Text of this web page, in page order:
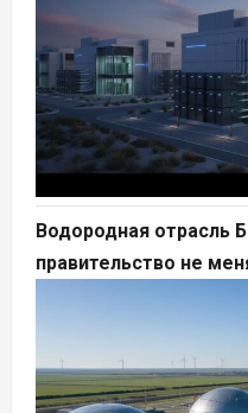
Водородная отрасль
правительство не